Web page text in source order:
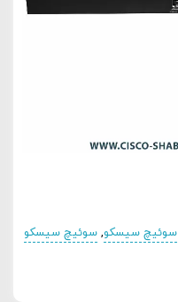
سوئیچ سیسکو,سوئیچ سیسکو